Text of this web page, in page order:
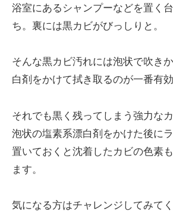
浴室にあるシャンプーなどを置く
ち。裏には黒カビがびっしりと。
そんな黒カビ汚れには泡状で吹き
白剤をかけて拭き取るのが一番有効
それでも黒く残ってしまう強力な
泡状の塩素系漂白剤をかけた後に
置いておくと沈着したカビの色素
ます。
気になる方はチャレンジしてみてく